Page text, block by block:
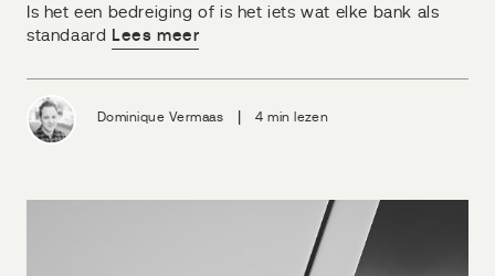
Is het een bedreiging of is het iets wat elke bank als
standaard Lees meer
Dominique Vermaas 4 min lezen